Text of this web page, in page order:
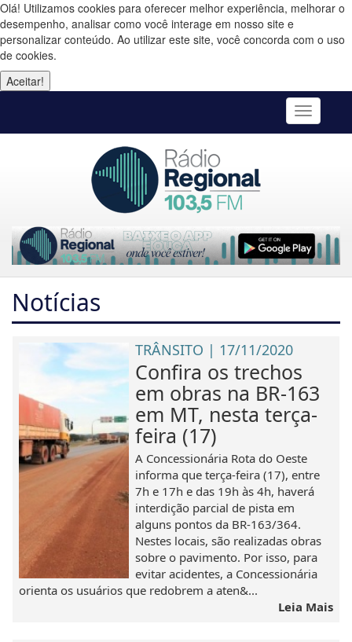
Olá! Utilizamos cookies para oferecer melhor experiência, melhorar o
desempenho, analisar como você interage em nosso site e
personalizar conteúdo. Ao utilizar este site, você concorda com o uso
de cookies.
Aceitar!
Toggle
Notícias
TRÂNSITO | 17/11/2020
Confira os trechos
em obras na BR-163
em MT, nesta terça-
feira (17)
A Concessionária Rota do Oeste
informa que terça-feira (17), entre
7h e 17h e das 19h às 4h, haverá
interdição parcial de pista em
alguns pontos da BR-163/364.
Nestes locais, são realizadas obras
sobre o pavimento. Por isso, para
evitar acidentes, a Concessionária
orienta os usuários que redobrem a aten&...
Leia Mais